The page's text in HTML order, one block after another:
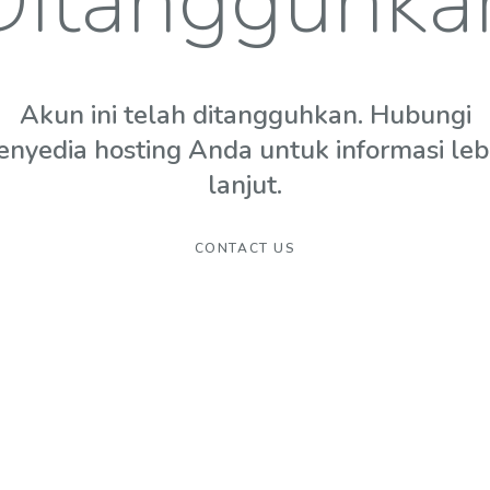
Akun ini telah ditangguhkan. Hubungi
hosting Anda untuk informasi
lanjut.
CONTACT US